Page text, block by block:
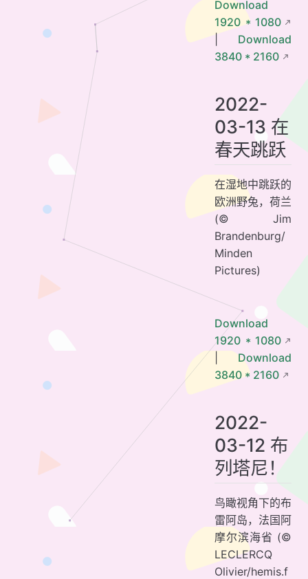
Download
1920 * 1080
Download
3840 * 2160
2022-
03-13 在
春天跳跃
在湿地中跳跃的
欧洲野兔，荷兰
(© Jim
Brandenburg/
Minden
Pictures)
Download
1920 * 1080
Download
3840 * 2160
2022-
03-12 布
列塔尼！
鸟瞰视角下的布
雷阿岛，法国阿
摩尔滨海省 (©
LECLERCQ
Olivier/hemis.f